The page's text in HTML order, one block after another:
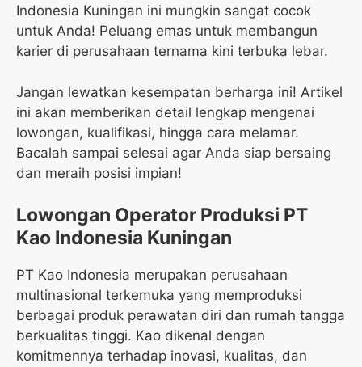
Indonesia Kuningan ini mungkin sangat cocok
untuk Anda! Peluang emas untuk membangun
karier di perusahaan ternama kini terbuka lebar.
Jangan lewatkan kesempatan berharga ini! Artikel
ini akan memberikan detail lengkap mengenai
lowongan, kualifikasi, hingga cara melamar.
Bacalah sampai selesai agar Anda siap bersaing
dan meraih posisi impian!
Lowongan Operator Produksi PT
Kao Indonesia Kuningan
PT Kao Indonesia merupakan perusahaan
multinasional terkemuka yang memproduksi
berbagai produk perawatan diri dan rumah tangga
berkualitas tinggi. Kao dikenal dengan
komitmennya terhadap inovasi, kualitas, dan